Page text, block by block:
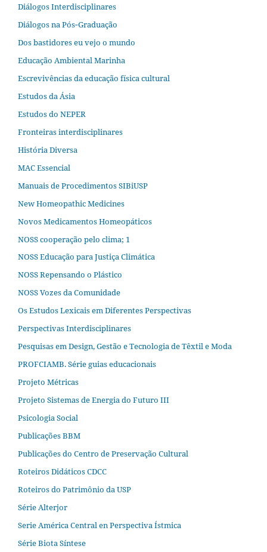
Diálogos Interdisciplinares
Diálogos na Pós‐Graduação
Dos bastidores eu vejo o mundo
Educação Ambiental Marinha
Escrevivências da educação física cultural
Estudos da Ásia​
Estudos do NEPER
Fronteiras interdisciplinares
História Diversa
MAC Essencial
Manuais de Procedimentos SIBiUSP
New Homeopathic Medicines
Novos Medicamentos Homeopáticos
NOSS cooperação pelo clima; 1
NOSS Educação para Justiça Climática
NOSS Repensando o Plástico
NOSS Vozes da Comunidade
Os Estudos Lexicais em Diferentes Perspectivas
Perspectivas Interdisciplinares
Pesquisas em Design, Gestão e Tecnologia de Têxtil e Moda
PROFCIAMB. Série guias educacionais
Projeto Métricas
Projeto Sistemas de Energia do Futuro III
Psicologia Social
Publicações BBM
Publicações do Centro de Preservação Cultural
Roteiros Didáticos CDCC
Roteiros do Patrimônio da USP
Série Alterjor
Serie América Central en Perspectiva Ístmica
Série Biota Síntese